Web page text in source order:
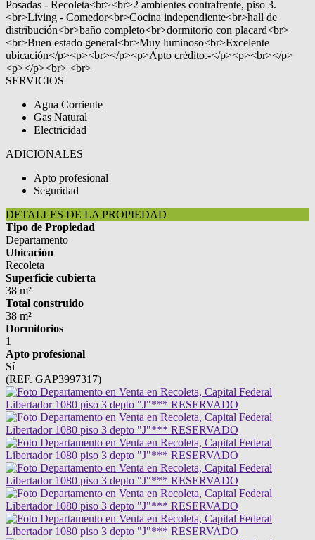
Posadas - Recoleta<br><br>2 ambientes contrafrente, piso 3.
<br>Living - Comedor<br>Cocina independiente<br>hall de
distribución<br>baño completo<br>dormitorio con placard<br>
<br>Buen estado general<br>Muy luminoso<br>Excelente
ubicación</p><p><br></p><p>Apto crédito.-</p><p><br></p>
<p></p><br> <br>
SERVICIOS
Agua Corriente
Gas Natural
Electricidad
ADICIONALES
Apto profesional
Seguridad
DETALLES DE LA PROPIEDAD
Tipo de Propiedad
Departamento
Ubicación
Recoleta
Superficie cubierta
38 m²
Total construido
38 m²
Dormitorios
1
Apto profesional
Sí
(REF. GAP3997317)